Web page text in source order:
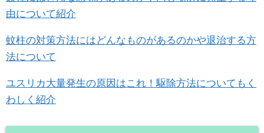
由について紹介
蚊柱の対策方法にはどんなものがあるのかや退治する方
法について
ユスリカ大量発生の原因はこれ！駆除方法についてもく
わしく紹介